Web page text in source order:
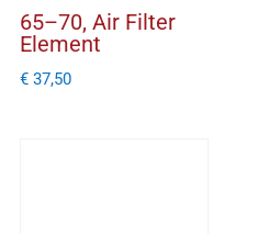
65–70, Air Filter
Element
€ 37,50